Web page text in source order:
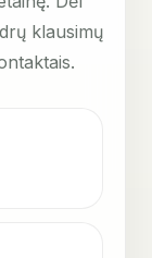
klausimų